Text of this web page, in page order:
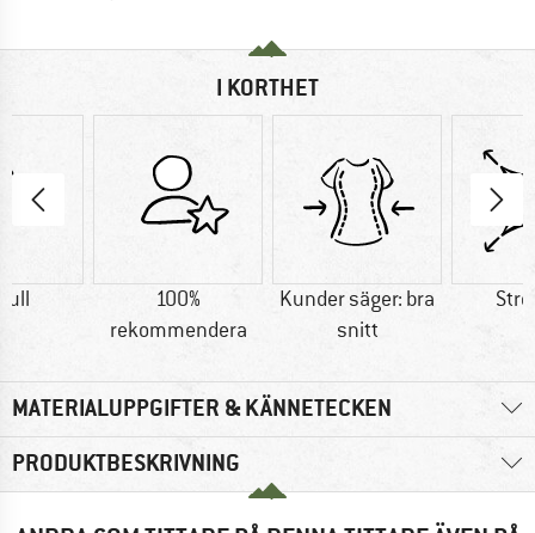
I KORTHET
100%
rekommendera
Kunder säger: bra
snitt
MATERIALUPPGIFTER & KÄNNETECKEN
PRODUKTBESKRIVNING